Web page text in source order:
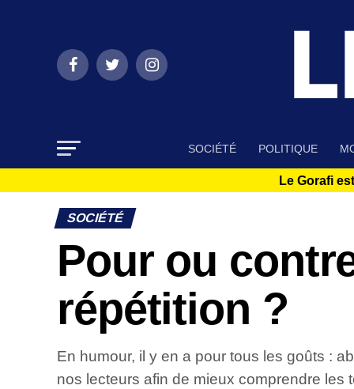
SOCIÉTÉ POLITIQUE
Le Gorafi
SOCIÉTÉ
Pour ou
répétition ?
En humour, il y en a pour tous les goûts :
nos lecteurs afin de mieux comprendre les